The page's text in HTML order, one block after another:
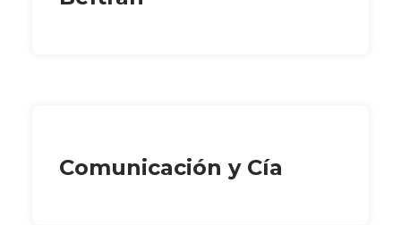
Comunicación y Cía